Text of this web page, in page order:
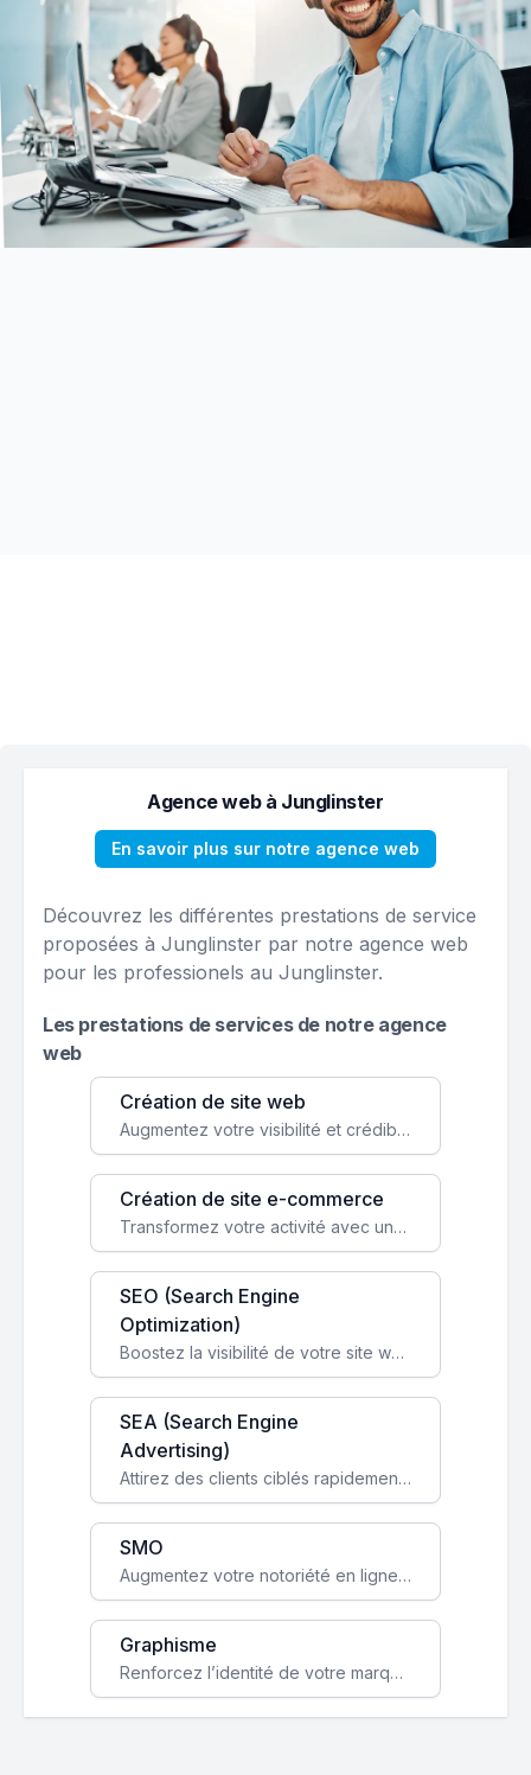
Agence web à Junglinster
En savoir plus sur notre agence web
Découvrez les différentes prestations de service
proposées à Junglinster par notre agence web
pour les professionels au Junglinster.
Les prestations de services de notre agence
web
Création de site web
Augmentez votre visibilité et crédibilité en ligne avec un site web performant, conçu pour attirer plus de clients.
Création de site e-commerce
Transformez votre activité avec une boutique en ligne, accessible à l'échelle mondiale 24/7.
SEO (Search Engine
Optimization)
Boostez la visibilité de votre site web sur Google et attirez du trafic qualifié grâce à nos stratégies SEO.
SEA (Search Engine
Advertising)
Attirez des clients ciblés rapidement avec des campagnes publicitaires payantes optimisées pour vos objectifs.
SMO
Augmentez votre notoriété en ligne et stimulez la croissance de votre entreprise grâce à une stratégie sociale sur mesure.
Graphisme
Renforcez l’identité de votre marque avec un design unique qui capte l’attention et engage vos clients.